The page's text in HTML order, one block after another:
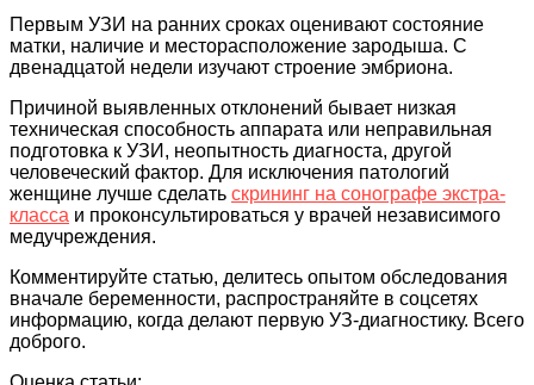
Первым УЗИ на ранних сроках оценивают состояние
матки, наличие и месторасположение зародыша. С
двенадцатой недели изучают строение эмбриона.
Причиной выявленных отклонений бывает низкая
техническая способность аппарата или неправильная
подготовка к УЗИ, неопытность диагноста, другой
человеческий фактор. Для исключения патологий
женщине лучше сделать скрининг на сонографе экстра-
класса и проконсультироваться у врачей независимого
медучреждения.
Комментируйте статью, делитесь опытом обследования
вначале беременности, распространяйте в соцсетях
информацию, когда делают первую УЗ-диагностику. Всего
доброго.